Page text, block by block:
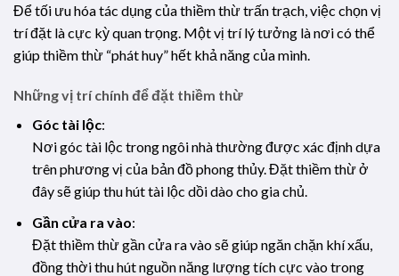
Để tối ưu hóa tác dụng của thiềm thừ trấn trạch, việc chọn vị
trí đặt là cực kỳ quan trọng. Một vị trí lý tưởng là nơi có thể
giúp thiềm thừ “phát huy” hết khả năng của mình.
Những vị trí chính để đặt thiềm thừ
Góc tài lộc:
Nơi góc tài lộc trong ngôi nhà thường được xác định dựa
trên phương vị của bản đồ phong thủy. Đặt thiềm thừ ở
đây sẽ giúp thu hút tài lộc dồi dào cho gia chủ.
Gần cửa ra vào:
Đặt thiềm thừ gần cửa ra vào sẽ giúp ngăn chặn khí xấu,
đồng thời thu hút nguồn năng lượng tích cực vào trong